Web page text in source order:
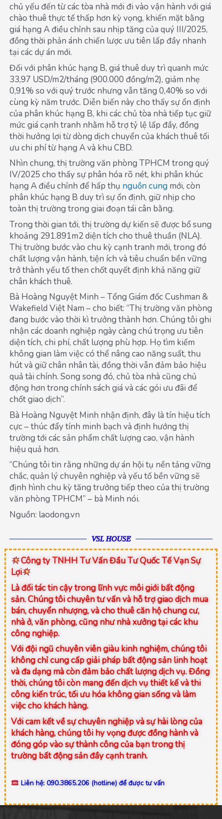
chủ yếu đến từ các tòa nhà mới đi vào vận hành với giá
chào thuê thực tế thấp hơn kỳ vọng, khiến mặt bằng
giá hạng A điều chỉnh sau nhịp tăng của quý III/2025,
đồng thời phản ánh chiến lược ưu tiên lấp đầy nhanh
tại các dự án mới.
Đối với phân khúc hạng B, giá thuê duy trì quanh mức
33,97 USD/m2/tháng (900.000 đồng/m2), giảm nhẹ
0,91% so với quý trước nhưng vẫn tăng 0,40% so với
cùng kỳ năm trước. Diễn biến này cho thấy sự ổn định
của phân khúc hạng B, khi các chủ tòa nhà tiếp tục giữ
mức giá cạnh tranh nhằm hỗ trợ tỷ lệ lấp đầy, đồng
thời hưởng lợi từ dòng dịch chuyển của khách thuê tối
ưu chi phí từ hạng A và khu CBD.
Nhìn chung, thị trường văn phòng TPHCM trong quý
IV/2025 cho thấy sự phân hóa rõ nét, khi phân khúc
hạng A điều chỉnh để hấp thụ nguồn cung mới, còn
phân khúc hạng B duy trì sự ổn định, giữ nhịp cho
toàn thị trường trong giai đoạn tái cân bằng.
Trong thời gian tới, thị trường dự kiến sẽ được bổ sung
khoảng 291.891m2 diện tích cho thuê thuần (NLA).
Thị trường bước vào chu kỳ cạnh tranh mới, trong đó
chất lượng vận hành, tiện ích và tiêu chuẩn bền vững
trở thành yếu tố then chốt quyết định khả năng giữ
chân khách thuê.
Bà Hoàng Nguyệt Minh – Tổng Giám đốc Cushman &
Wakefield Việt Nam – cho biết: “Thị trường văn phòng
đang bước vào thời kì trưởng thành hơn. Chúng tôi ghi
nhận các doanh nghiệp ngày càng chú trọng ưu tiên
diện tích, chi phí, chất lượng phù hợp. Họ tìm kiếm
không gian làm việc có thể nâng cao năng suất, thu
hút và giữ chân nhân tài, đồng thời vẫn đảm bảo hiệu
quả tài chính. Song song đó, chủ tòa nhà cũng chủ
động hơn trong chính sách giá và các gói ưu đãi để
chốt giao dịch”.
Bà Hoàng Nguyệt Minh nhận định, đây là tín hiệu tích
cực – thúc đẩy tính minh bạch và định hướng thị
trường tới các sản phẩm chất lượng cao, vận hành
hiệu quả hơn.
“Chúng tôi tin rằng những dự án hội tụ nền tảng vững
chắc, quản lý chuyên nghiệp và yếu tố bền vững sẽ
định hình chu kỳ tăng trưởng tiếp theo của thị trường
văn phòng TPHCM” – bà Minh nói.
Nguồn: laodong.vn
VSL HOUSE
Công ty TNHH Tư Vấn Đầu Tư Quốc Tế Vạn Sự
Lợi
Là đối tác tin cậy trong lĩnh vực môi giới bất động
sản. Chúng tôi chuyên tư vấn và hỗ trợ giao dịch mua
bán, chuyển nhượng, và cho thuê căn hộ chung cư,
nhà ở, văn phòng, cũng như nhà xưởng tại các khu
công nghiệp.
Với đội ngũ chuyên viên giàu kinh nghiệm, chúng tôi
không chỉ cung cấp giải pháp bất động sản linh hoạt
và đa dạng mà còn đảm bảo chất lượng dịch vụ. Đồng
thời, chúng tôi còn mang đến dịch vụ thiết kế và thi
công kiến trúc, tối ưu hóa không gian sống và làm
việc cho khách hàng.
Với cam kết về sự chuyên nghiệp và sự hài lòng của
khách hàng, chúng tôi hy vọng được đồng hành và
đóng góp vào sự thành công của bạn trong thị
trường bất động sản đầy cạnh tranh.
Liên hệ: 090.3865.206 (hotline) để được tư vấn